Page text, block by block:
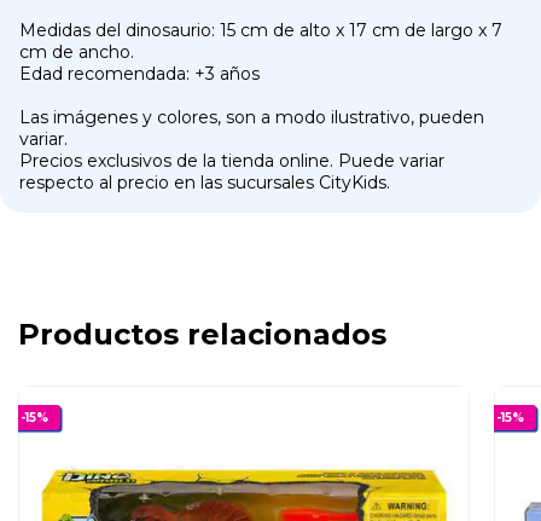
Medidas del dinosaurio: 15 cm de alto x 17 cm de largo x 7
cm de ancho.
Edad recomendada: +3 años
Las imágenes y colores, son a modo ilustrativo, pueden
variar.
Precios exclusivos de la tienda online. Puede variar
respecto al precio en las sucursales CityKids.
Productos relacionados
-15% -15%